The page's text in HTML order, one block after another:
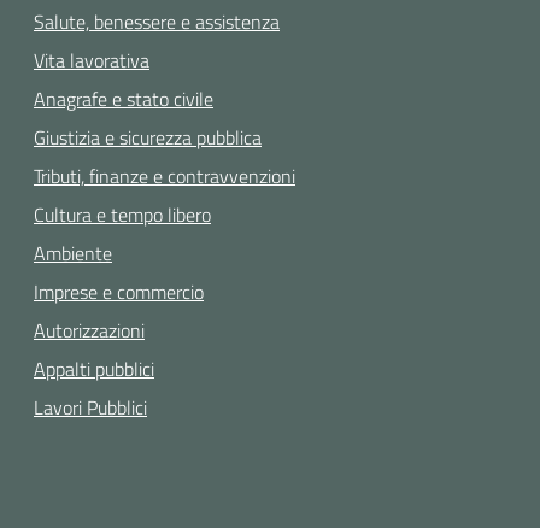
Salute, benessere e assistenza
Vita lavorativa
Anagrafe e stato civile
Giustizia e sicurezza pubblica
Tributi, finanze e contravvenzioni
Cultura e tempo libero
Ambiente
Imprese e commercio
Autorizzazioni
Appalti pubblici
Lavori Pubblici